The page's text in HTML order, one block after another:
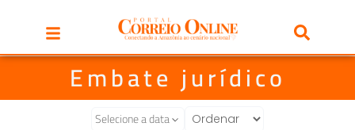
Embate jurídico
Selecione a data